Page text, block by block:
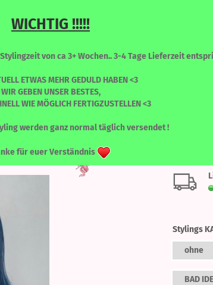
E-Mail
Passwort
WICHTIG !!!!!
von ca 3+ Wochen.. 3-4 Tage Lieferzeit
ETWAS MEHR GEDULD HABEN <3
WIR GEBEN UNSER BESTES,
WIE MÖGLICH FERTIGZUSTELLEN <3
werden ganz normal täglich versendet !
für euer Verständnis
PERÜCKEN - FARBLICH SORTIERT WIMPERN
Stylings
ohne
BAD